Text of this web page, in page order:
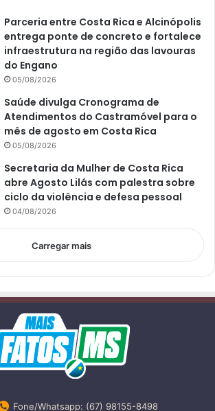
Parceria entre Costa Rica e Alcinópolis
entrega ponte de concreto e fortalece
infraestrutura na região das lavouras
do Engano
05/08/2026
Saúde divulga Cronograma de
Atendimentos do Castramóvel para o
mês de agosto em Costa Rica
05/08/2026
Secretaria da Mulher de Costa Rica
abre Agosto Lilás com palestra sobre
ciclo da violência e defesa pessoal
04/08/2026
Carregar mais
Fone/Whatsapp: (67) 98155-8498